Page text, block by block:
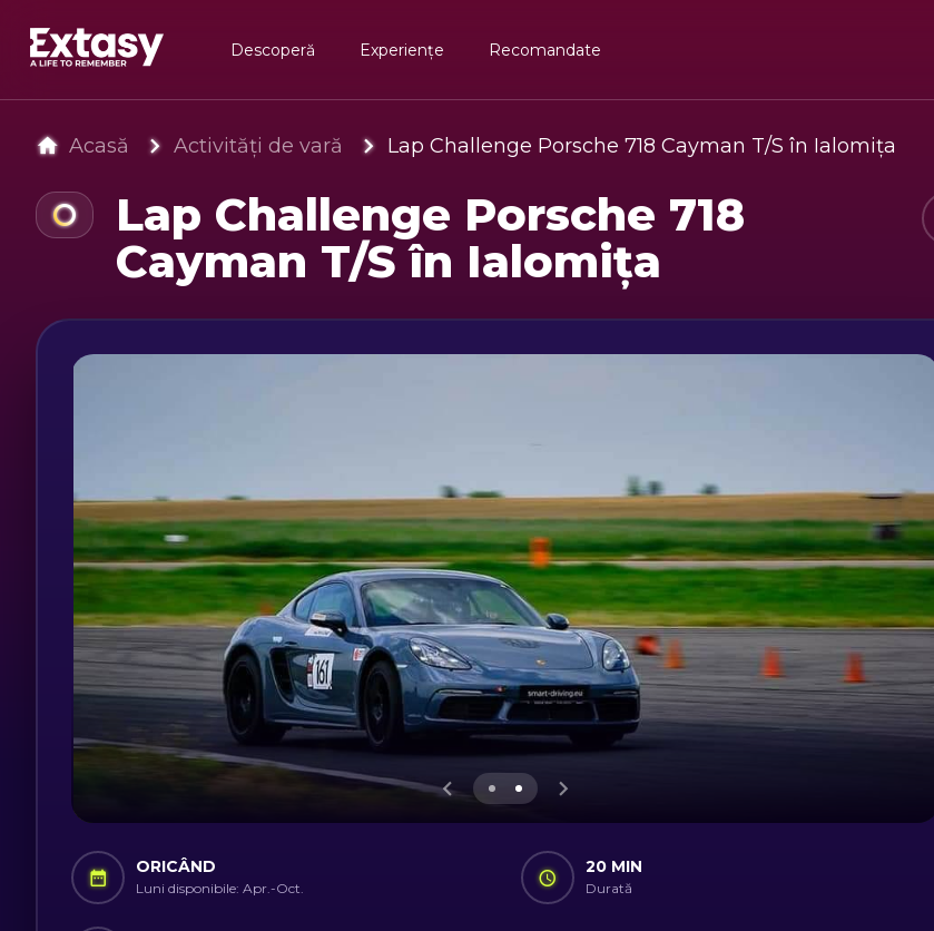
Descoperă Experiențe Recomandate
Acasă Activități de vară Lap Challenge Porsche 718 Cayman T/S în Ialomița
Lap Challenge Porsche 718
Cayman T/S în Ialomița
ORICÂND
Luni disponibile: Apr.-Oct.
20 MIN
Durată